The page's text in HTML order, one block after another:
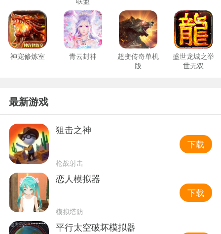
神宠修炼室 青云封神
超变传奇单机
版
盛世龙城之举
世无双
最新游戏
狙击之神
枪战射击
下载
恋人模拟器
模拟塔防
下载
平行太空破坏模拟器